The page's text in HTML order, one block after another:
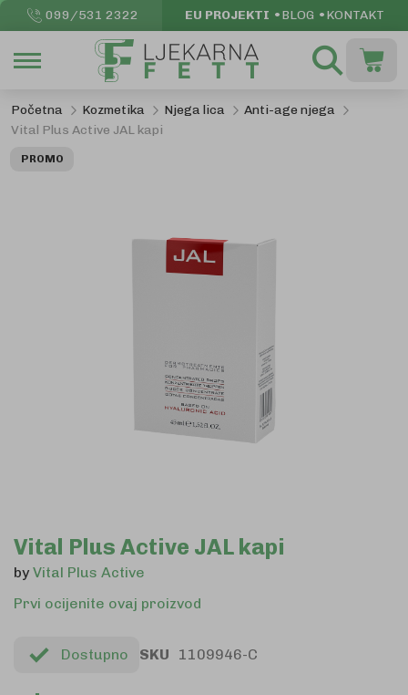
099/531 2322 EU PROJEKTI BLOG KONTAKT
Moja
Početna Kozmetika Njega lica
Anti-age njega
Vital Plus Active JAL kapi
PROMO
Skip
Skip
the
beginning
images
Vital Plus Active JAL kapi
by Vital Plus Active
Prvi ocijenite ovaj proizvod
Dostupno SKU 1109946-C